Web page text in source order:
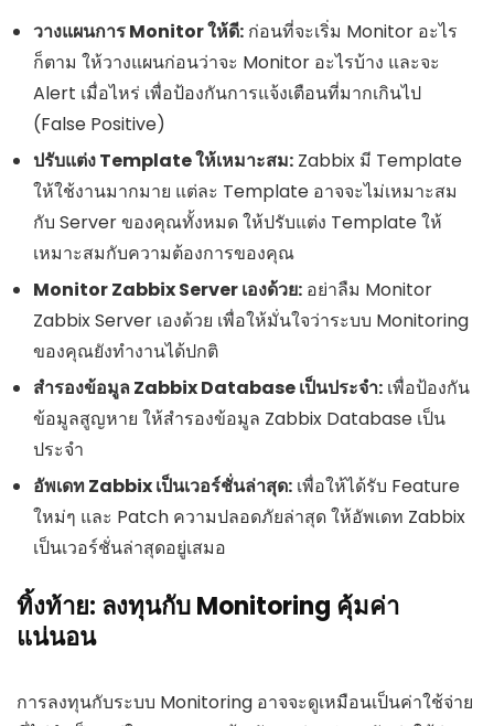
วางแผนการ Monitor ให้ดี: ก่อนที่จะเริ่ม Monitor อะไร
ก็ตาม ให้วางแผนก่อนว่าจะ Monitor อะไรบ้าง และจะ
Alert เมื่อไหร่ เพื่อป้องกันการแจ้งเตือนที่มากเกินไป
(False Positive)
ปรับแต่ง Template ให้เหมาะสม: Zabbix มี Template
ให้ใช้งานมากมาย แต่ละ Template อาจจะไม่เหมาะสม
กับ Server ของคุณทั้งหมด ให้ปรับแต่ง Template ให้
เหมาะสมกับความต้องการของคุณ
Monitor Zabbix Server เองด้วย: อย่าลืม Monitor
Zabbix Server เองด้วย เพื่อให้มั่นใจว่าระบบ Monitoring
ของคุณยังทำงานได้ปกติ
สำรองข้อมูล Zabbix Database เป็นประจำ: เพื่อป้องกัน
ข้อมูลสูญหาย ให้สำรองข้อมูล Zabbix Database เป็น
ประจำ
อัพเดท Zabbix เป็นเวอร์ชั่นล่าสุด: เพื่อให้ได้รับ Feature
ใหม่ๆ และ Patch ความปลอดภัยล่าสุด ให้อัพเดท Zabbix
เป็นเวอร์ชั่นล่าสุดอยู่เสมอ
ทิ้งท้าย: ลงทุนกับ Monitoring คุ้มค่า
แน่นอน
การลงทุนกับระบบ Monitoring อาจจะดูเหมือนเป็นค่าใช้จ่าย